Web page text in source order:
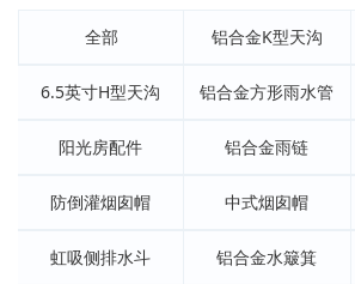
全部 铝合金K型天沟
6.5英寸H型天沟 铝合金方形雨水管
阳光房配件 铝合金雨链
防倒灌烟囱帽 中式烟囱帽
虹吸侧排水斗 铝合金水簸箕